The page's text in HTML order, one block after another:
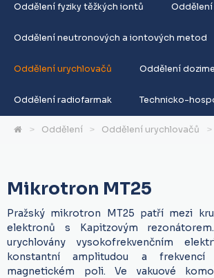
Oddělení fyziky těžkých iontů
Oddělení neutronových a iontových metod
Oddělení urychlovačů Oddělení
Oddělení radiofarmak Technicko-
Oddělení Oddělení urychlovačů
Mikrotron MT25
Pražský mikrotron MT25 patří mezi
elektronů s Kapitzovým
urychlovány vysokofrekvenčním
konstantní amplitudou a frekvencí
magnetickém poli. Ve vakuové